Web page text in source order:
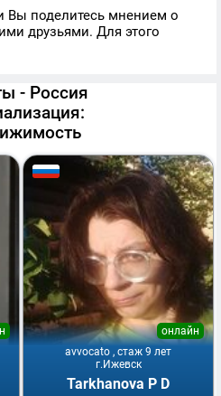
Вы поделитесь мнением о
друзьями. Для этого
- Россия
avvocato , стаж 9 лет
онлайн
г.Ижевск
Tarkhanova P D